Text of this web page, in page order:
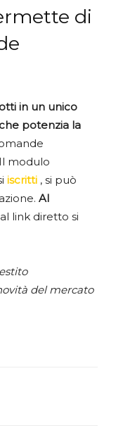
di
in un unico
che potenzia la
modulo
iscritti , si può
Al
link diretto si
del mercato